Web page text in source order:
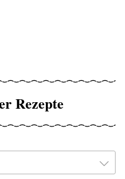
Rezepte